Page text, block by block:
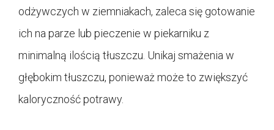
odżywczych w ziemniakach, zaleca się gotowanie
ich na parze lub pieczenie w piekarniku z
minimalną ilością tłuszczu. Unikaj smażenia w
głębokim tłuszczu, ponieważ może to zwiększyć
kaloryczność potrawy.